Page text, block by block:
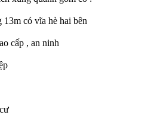
có vĩa hè hai bên
cấp , an ninh